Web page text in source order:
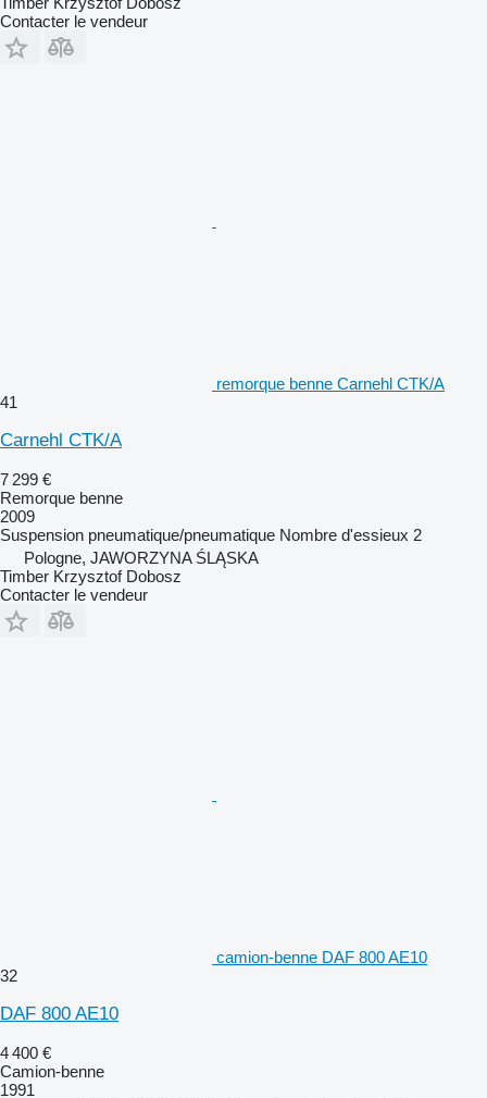
Contacter le vendeur
remorque benne Carnehl CTK/A
41
Carnehl CTK/A
7 299 €
Remorque benne
2009
Suspension pneumatique/pneumatique Nombre d'essieux 2
Pologne, JAWORZYNA ŚLĄSKA
Timber Krzysztof Dobosz
Contacter le vendeur
camion-benne DAF 800 AE10
32
DAF 800 AE10
4 400 €
Camion-benne
1991